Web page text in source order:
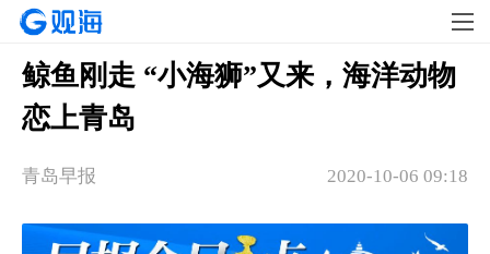
鲸鱼刚走 “小海狮”又来，海洋动物
恋上青岛
2020-10-06 09:18
青岛早报